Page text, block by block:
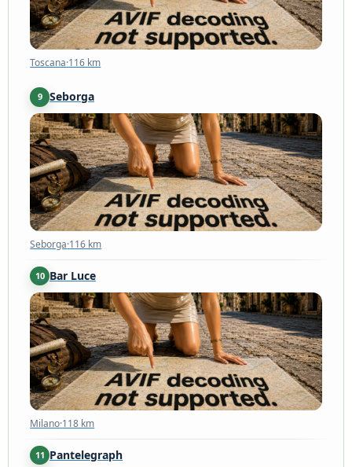
Toscana·116 km
9 Seborga
Seborga·116 km
Seborga·116 km
10 Bar Luce
Milano·118 km
Milano·118 km
11 Pantelegraph